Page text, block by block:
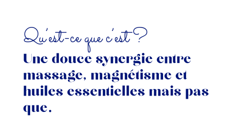
Qu’est-ce que c’est ?
Une douce synergie entre
massage, magnétisme et
huiles essentielles mais pas
que…